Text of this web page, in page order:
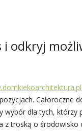
i odkryj
Całoroczne
wybór dla tych, którzy
z troską o środowisko